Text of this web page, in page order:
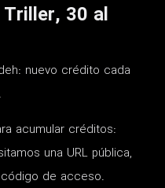
30 al
nuevo crédito cada
acumular créditos:
una URL pública,
de acceso.